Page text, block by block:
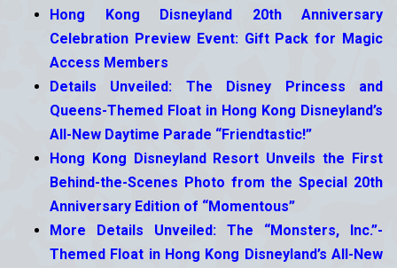
Hong Kong Disneyland 20th Anniversary
Celebration Preview Event: Gift Pack for Magic
Access Members
Details Unveiled: The Disney Princess and
Queens-Themed Float in Hong Kong Disneyland’s
All-New Daytime Parade “Friendtastic!”
Hong Kong Disneyland Resort Unveils the First
Behind-the-Scenes Photo from the Special 20th
Anniversary Edition of “Momentous”
More Details Unveiled: The “Monsters, Inc.”-
Themed Float in Hong Kong Disneyland’s All-New